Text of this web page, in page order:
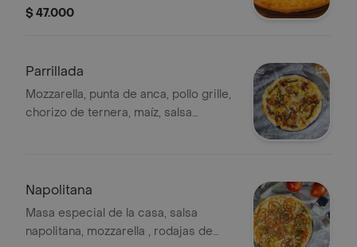
mozzarella, carne de res, chorizo de
pimentones. Tamaño unico, 4
$ 47.000
Parrillada
Mozzarella, punta de anca, pollo grille,
chorizo de ternera, maíz, salsa
Napolitana
Masa especial de la casa, salsa
napolitana, mozzarella , rodajas de